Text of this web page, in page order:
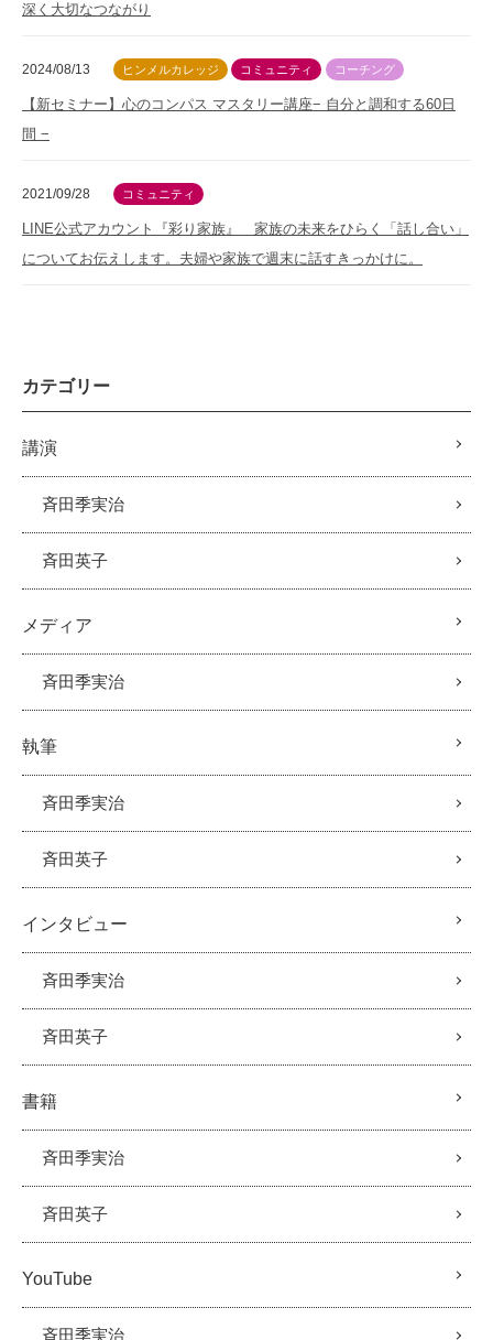
深く大切なつながり
2024/08/13 ヒンメルカレッジ コミュニティ コーチング
【新セミナー】心のコンパス マスタリー講座− 自分と調和する60日
間 −
2021/09/28 コミュニティ
LINE公式アカウント『彩り家族』 家族の未来をひらく「話し合い」
についてお伝えします。夫婦や家族で週末に話すきっかけに。
カテゴリー
講演
斉田季実治
斉田英子
メディア
斉田季実治
執筆
斉田季実治
斉田英子
インタビュー
斉田季実治
斉田英子
書籍
斉田季実治
斉田英子
YouTube
斉田季実治